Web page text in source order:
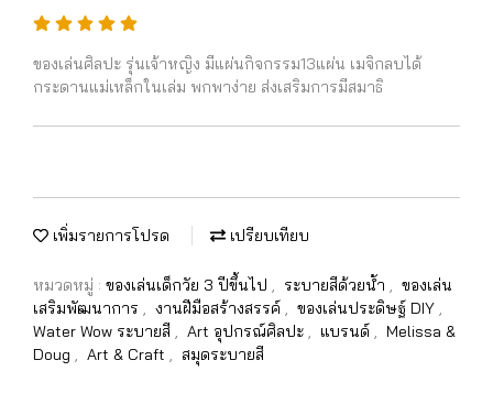
ของเล่นศิลปะ รุ่นเจ้าหญิง มีแผ่นกิจกรรม13แผ่น เมจิกลบได้
กระดานแม่เหล็กในเล่ม พกพาง่าย ส่งเสริมการมีสมาธิ
เพิ่มรายการโปรด เปรียบเทียบ
หมวดหมู่ : ของเล่นเด็กวัย 3 ปีขึ้นไป , ระบายสีด้วยน้ำ , ของเล่น
เสริมพัฒนาการ , งานฝีมือสร้างสรรค์ , ของเล่นประดิษฐ์ DIY ,
Water Wow ระบายสี , Art อุปกรณ์ศิลปะ , แบรนด์ , Melissa &
Doug , Art & Craft , สมุดระบายสี